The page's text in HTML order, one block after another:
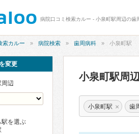
病院口コミ検索カルー - 小泉町駅周辺の
索カルー 病院検索 歯周病科 小泉町駅
小泉町駅周
小泉町駅 × 歯
変更
辺
駅を選ぶ